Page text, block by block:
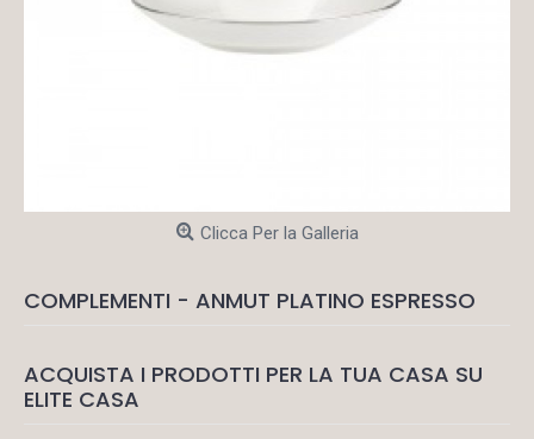
Clicca Per la Galleria
COMPLEMENTI - ANMUT PLATINO ESPRESSO
ACQUISTA I PRODOTTI PER LA TUA CASA SU
ELITE CASA